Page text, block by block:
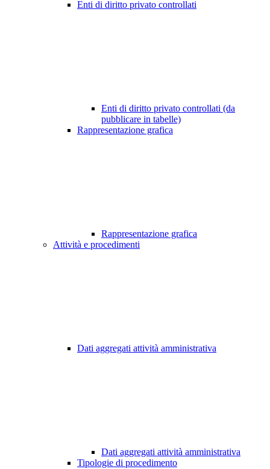
Enti di diritto privato controllati
Enti di diritto privato controllati (da
pubblicare in tabelle)
Rappresentazione grafica
Rappresentazione grafica
Attività e procedimenti
Dati aggregati attività amministrativa
Dati aggregati attività amministrativa
Tipologie di procedimento